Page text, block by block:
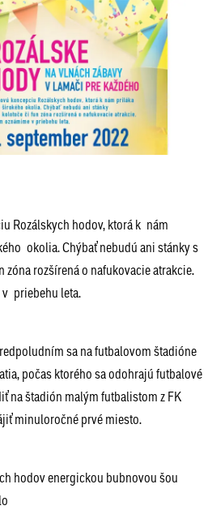
Rozálskych hodov, ktorá k nám
okolia. Chýbať nebudú ani stánky s
rozšírená o nafukovacie atrakcie.
priebehu leta.
sa na futbalovom štadióne
počas ktorého sa odohrajú futbalové
na štadión malým futbalistom z FK
minuloročné prvé miesto.
hodov energickou bubnovou šou